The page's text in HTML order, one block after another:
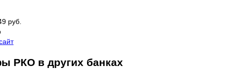
руб.
РКО в других банках